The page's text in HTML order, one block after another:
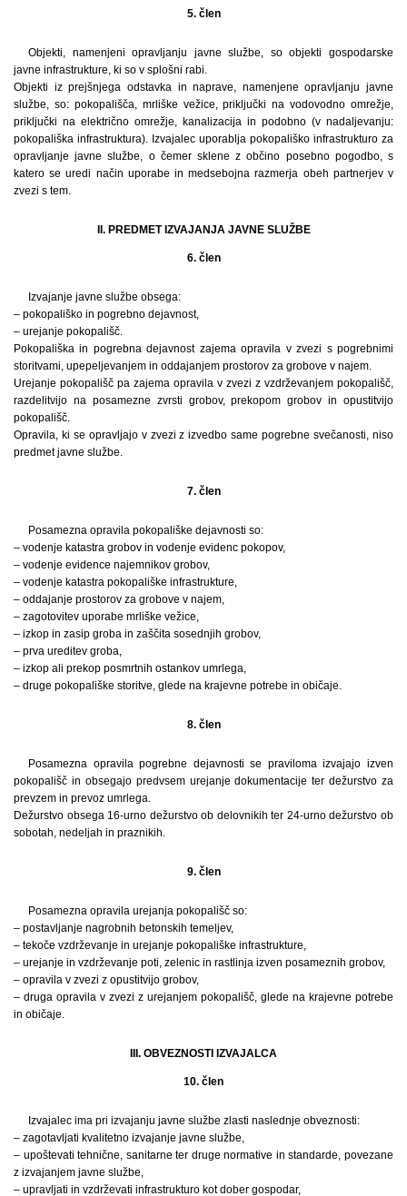
5. člen
Objekti, namenjeni opravljanju javne službe, so objekti gospodarske
javne infrastrukture, ki so v splošni rabi.
Objekti iz prejšnjega odstavka in naprave, namenjene opravljanju javne
službe, so: pokopališča, mrliške vežice, priključki na vodovodno omrežje,
priključki na električno omrežje, kanalizacija in podobno (v nadaljevanju:
pokopališka infrastruktura). Izvajalec uporablja pokopališko infrastrukturo za
opravljanje javne službe, o čemer sklene z občino posebno pogodbo, s
katero se uredi način uporabe in medsebojna razmerja obeh partnerjev v
zvezi s tem.
II. PREDMET IZVAJANJA JAVNE SLUŽBE
6. člen
Izvajanje javne službe obsega:
– pokopališko in pogrebno dejavnost,
– urejanje pokopališč.
Pokopališka in pogrebna dejavnost zajema opravila v zvezi s pogrebnimi
storitvami, upepeljevanjem in oddajanjem prostorov za grobove v najem.
Urejanje pokopališč pa zajema opravila v zvezi z vzdrževanjem pokopališč,
razdelitvijo na posamezne zvrsti grobov, prekopom grobov in opustitvijo
pokopališč.
Opravila, ki se opravljajo v zvezi z izvedbo same pogrebne svečanosti, niso
predmet javne službe.
7. člen
Posamezna opravila pokopališke dejavnosti so:
– vodenje katastra grobov in vodenje evidenc pokopov,
– vodenje evidence najemnikov grobov,
– vodenje katastra pokopališke infrastrukture,
– oddajanje prostorov za grobove v najem,
– zagotovitev uporabe mrliške vežice,
– izkop in zasip groba in zaščita sosednjih grobov,
– prva ureditev groba,
– izkop ali prekop posmrtnih ostankov umrlega,
– druge pokopališke storitve, glede na krajevne potrebe in običaje.
8. člen
Posamezna opravila pogrebne dejavnosti se praviloma izvajajo izven
pokopališč in obsegajo predvsem urejanje dokumentacije ter dežurstvo za
prevzem in prevoz umrlega.
Dežurstvo obsega 16-urno dežurstvo ob delovnikih ter 24-urno dežurstvo ob
sobotah, nedeljah in praznikih.
9. člen
Posamezna opravila urejanja pokopališč so:
– postavljanje nagrobnih betonskih temeljev,
– tekoče vzdrževanje in urejanje pokopališke infrastrukture,
– urejanje in vzdrževanje poti, zelenic in rastlinja izven posameznih grobov,
– opravila v zvezi z opustitvijo grobov,
– druga opravila v zvezi z urejanjem pokopališč, glede na krajevne potrebe
in običaje.
III. OBVEZNOSTI IZVAJALCA
10. člen
Izvajalec ima pri izvajanju javne službe zlasti naslednje obveznosti:
– zagotavljati kvalitetno izvajanje javne službe,
– upoštevati tehnične, sanitarne ter druge normative in standarde, povezane
z izvajanjem javne službe,
– upravljati in vzdrževati infrastrukturo kot dober gospodar,